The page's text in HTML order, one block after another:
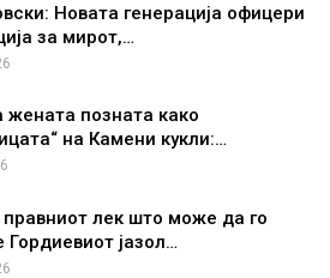
Новата генерација офицери
за мирот,…
жената позната како
на Камени кукли:…
лек што може да го
Гордиевиот јазол…